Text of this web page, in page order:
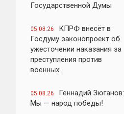
Государственной Думы
05.08.26
КПРФ внесёт в
Госдуму законопроект об
ужесточении наказания за
преступления против
военных
05.08.26
Геннадий Зюганов:
Мы — народ победы!